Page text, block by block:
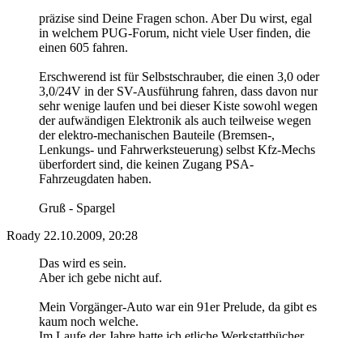
präzise sind Deine Fragen schon. Aber Du wirst, egal
in welchem PUG-Forum, nicht viele User finden, die
einen 605 fahren.
Erschwerend ist für Selbstschrauber, die einen 3,0 oder
3,0/24V in der SV-Ausführung fahren, dass davon nur
sehr wenige laufen und bei dieser Kiste sowohl wegen
der aufwändigen Elektronik als auch teilweise wegen
der elektro-mechanischen Bauteile (Bremsen-,
Lenkungs- und Fahrwerksteuerung) selbst Kfz-Mechs
überfordert sind, die keinen Zugang PSA-
Fahrzeugdaten haben.
Gruß - Spargel
Roady 22.10.2009, 20:28
Das wird es sein.
Aber ich gebe nicht auf.
Mein Vorgänger-Auto war ein 91er Prelude, da gibt es
kaum noch welche.